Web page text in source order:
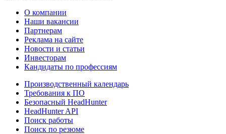
О компании
Наши вакансии
Партнерам
Реклама на сайте
Новости и статьи
Инвесторам
Кандидаты по профессиям
Производственный календарь
Требования к ПО
Безопасный HeadHunter
HeadHunter API
Поиск работы
Поиск по резюме